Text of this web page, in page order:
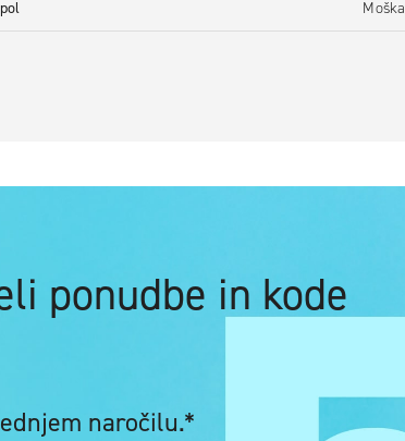
Moška
ponudbe in kode
naročilu.*